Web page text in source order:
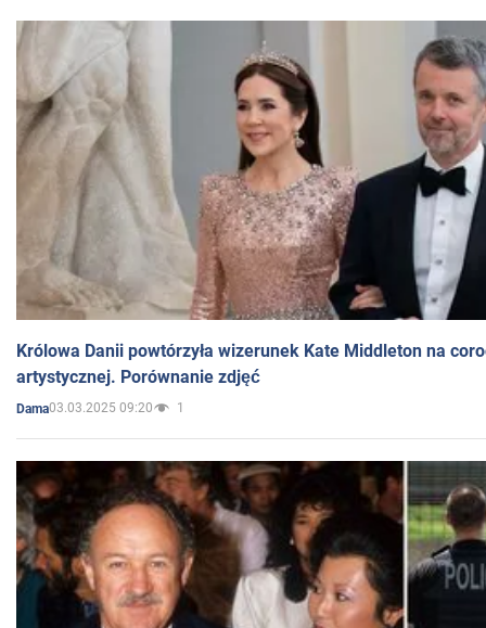
Królowa Danii powtórzyła wizerunek Kate Middleton na
artystycznej. Porównanie zdjęć
Dama03.03.2025 09:20 1